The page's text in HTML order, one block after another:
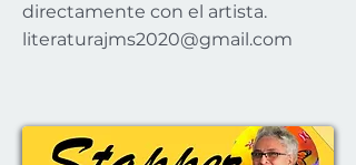
directamente con el artista.
literaturajms2020@gmail.com